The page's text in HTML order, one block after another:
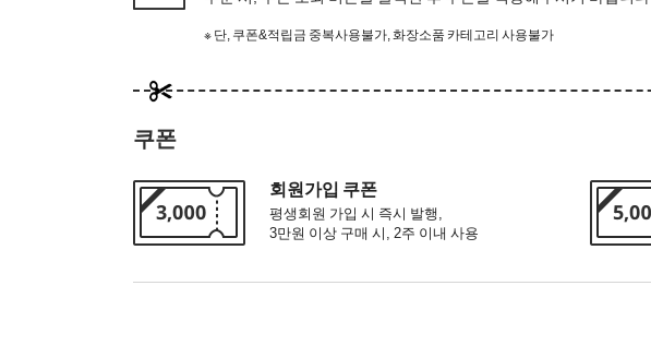
※ 단, 쿠폰&적립금 중복사용불가, 화장소품 카테고리 사용불가
쿠폰
회원가입 쿠폰
평생회원 가입 시 즉시 발행,
3만원 이상 구매 시, 2주 이내 사용